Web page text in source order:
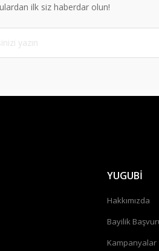
ilk siz haberdar olun!
YUGUBİ
Hakkımızda
Bayilik
Kampanyalar